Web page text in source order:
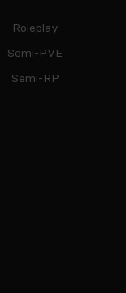
Roleplay
Semi-PVE
Semi-RP